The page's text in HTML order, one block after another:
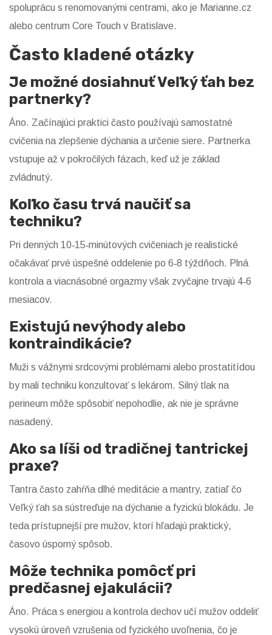
spoluprácu s renomovanými centrami, ako je Marianne.cz
alebo centrum Core Touch v Bratislave.
Často kladené otázky
Je možné dosiahnuť Veľký ťah bez
partnerky?
Áno. Začínajúci praktici často používajú samostatné
cvičenia na zlepšenie dýchania a určenie siere. Partnerka
vstupuje až v pokročilých fázach, keď už je základ
zvládnutý.
Koľko času trvá naučiť sa
techniku?
Pri denných 10‑15‑minútových cvičeniach je realistické
očakávať prvé úspešné oddelenie po 6‑8 týždňoch. Plná
kontrola a viacnásobné orgazmy však zvyčajne trvajú 4‑6
mesiacov.
Existujú nevýhody alebo
kontraindikácie?
Muži s vážnymi srdcovými problémami alebo prostatitídou
by mali techniku konzultovať s lekárom. Silný tlak na
perineum môže spôsobiť nepohodlie, ak nie je správne
nasadený.
Ako sa líši od tradičnej tantrickej
praxe?
Tantra často zahŕňa dlhé meditácie a mantry, zatiaľ čo
Veľký ťah sa sústreďuje na dýchanie a fyzickú blokádu. Je
teda prístupnejší pre mužov, ktorí hľadajú praktický,
časovo úsporný spôsob.
Môže technika pomôcť pri
predčasnej ejakulácii?
Áno. Práca s energiou a kontrola dechov učí mužov oddeliť
vysokú úroveň vzrušenia od fyzického uvoľnenia, čo je